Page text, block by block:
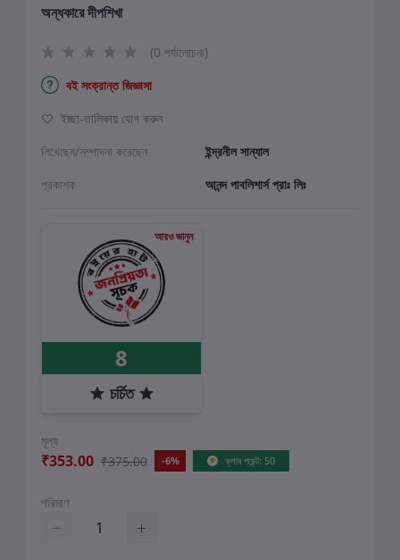
অন্ধকারে দীপশিখা
(0 পর্যালোচনা)
বই সংক্রান্ত জিজ্ঞাসা
ইচ্ছা-তালিকায় যোগ করুন
লিখেছেন/সম্পাদনা করেছেন
ইন্দ্রনীল সান্যাল
প্রকাশক
আনন্দ পাবলিশার্স প্রাঃ লিঃ
আরও জানুন
8
চর্চিত
মূল্য
₹353.00 ₹375.00 -6% ক্লাব পয়েন্ট: 50
পরিমাণ